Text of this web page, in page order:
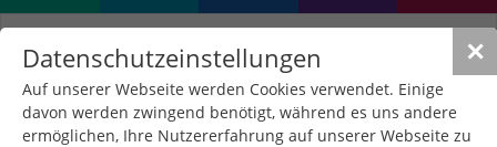
✕
Datenschutzeinstellungen
Auf unserer Webseite werden Cookies verwendet. Einige
davon werden zwingend benötigt, während es uns andere
ermöglichen, Ihre Nutzererfahrung auf unserer Webseite zu